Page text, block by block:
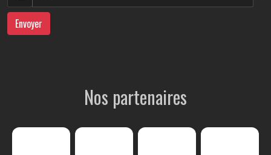
Envoyer
Nos partenaires